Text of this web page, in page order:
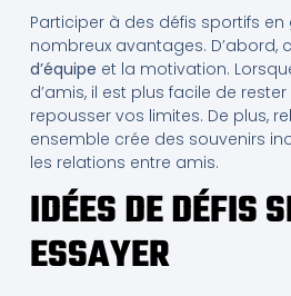
Participer à des défis sportifs
nombreux avantages. D’abord,
d’équipe et la motivation.
d’amis, il est plus facile de
repousser vos limites. De plus,
ensemble crée des souvenirs
les relations entre amis.
IDÉES DE DÉFIS
ESSAYER